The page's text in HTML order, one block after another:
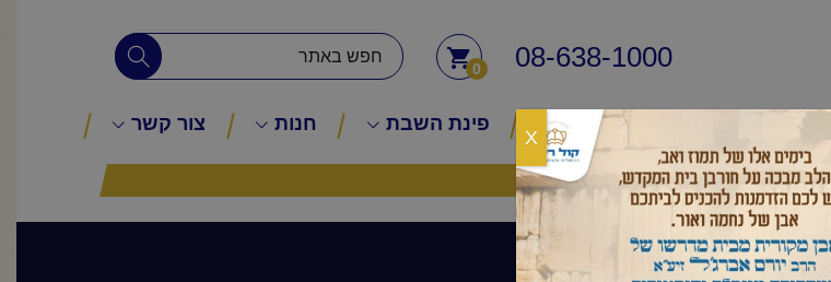
08-638-1000
0
שאלות ותשובות פינת השבת חנות צור קשר
היה שותף
X